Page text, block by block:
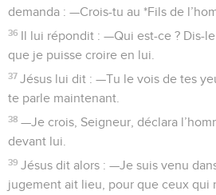
demanda : —Crois-tu au *Fils de
36 Il lui répondit : —Qui est-ce ? Dis-
que je puisse croire en lui.
37 Jésus lui dit : —Tu le vois de tes
te parle maintenant.
38 —Je crois, Seigneur, déclara
devant lui.
39 Jésus dit alors : —Je suis venu
jugement ait lieu, pour que ceux qui